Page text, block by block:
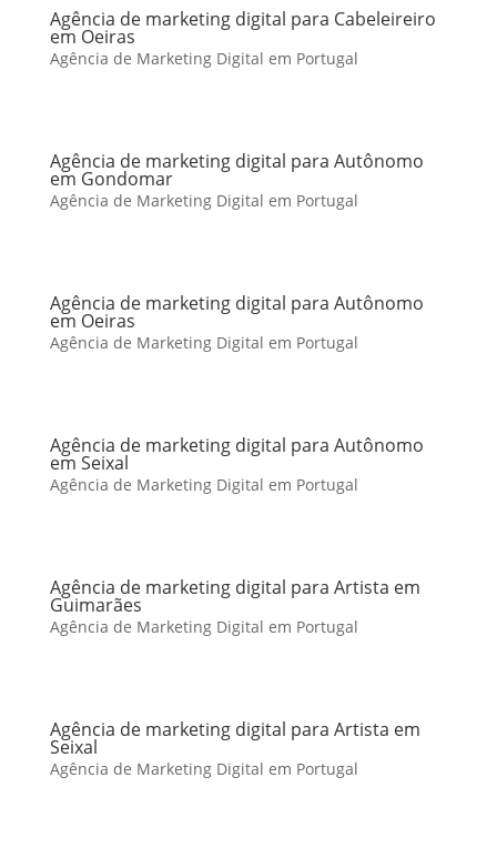
Agência de marketing digital para Cabeleireiro
em Oeiras
Agência de Marketing Digital em Portugal
Agência de marketing digital para Autônomo
em Gondomar
Agência de Marketing Digital em Portugal
Agência de marketing digital para Autônomo
em Oeiras
Agência de Marketing Digital em Portugal
Agência de marketing digital para Autônomo
em Seixal
Agência de Marketing Digital em Portugal
Agência de marketing digital para Artista em
Guimarães
Agência de Marketing Digital em Portugal
Agência de marketing digital para Artista em
Seixal
Agência de Marketing Digital em Portugal